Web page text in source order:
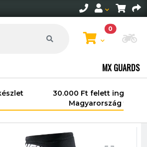
0
MX GUARDS
felett ingyenes szállítás
területén*.